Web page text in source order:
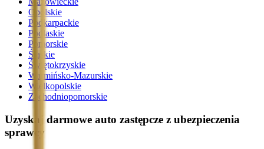
Opolskie
Podkarpackie
Podlaskie
Pomorskie
Śląskie
Świętokrzyskie
Warmińsko-Mazurskie
Wielkopolskie
Zachodniopomorskie
Uzyskaj darmowe auto zastępcze z ubezpieczenia
sprawcy